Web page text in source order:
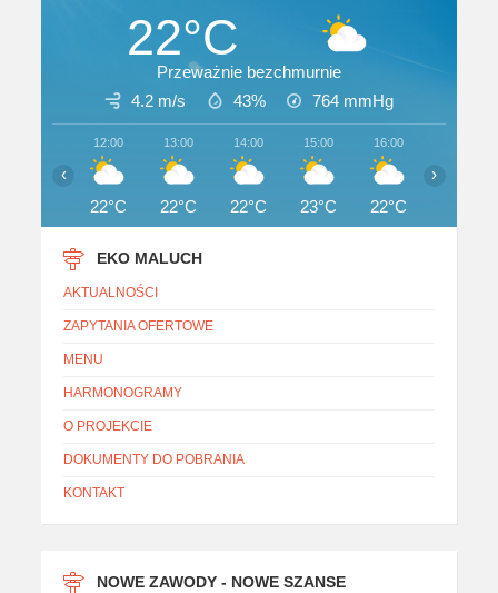
22°C
Przeważnie bezchmurnie
4.2 m/s
43% 764 mmHg
12:00
22°C
13:00
22°C
14:00
22°C
15:00
23°C
16:00
22°C
‹ ›
EKO MALUCH
AKTUALNOŚCI
ZAPYTANIA OFERTOWE
MENU
HARMONOGRAMY
O PROJEKCIE
DOKUMENTY DO POBRANIA
KONTAKT
NOWE ZAWODY - NOWE SZANSE